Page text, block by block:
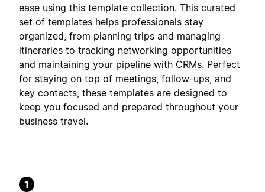
ease using this template collection. This curated
set of templates helps professionals stay
organized, from planning trips and managing
itineraries to tracking networking opportunities
and maintaining your pipeline with CRMs. Perfect
for staying on top of meetings, follow-ups, and
key contacts, these templates are designed to
keep you focused and prepared throughout your
business travel.
1